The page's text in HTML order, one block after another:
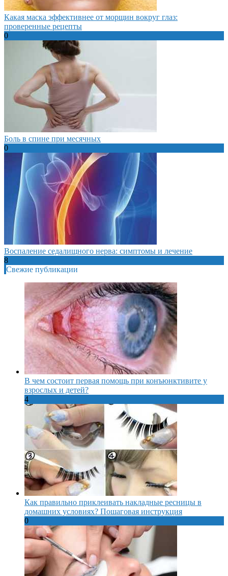
Какая маска эффективнее от морщин вокруг глаз:
проверенные рецепты
0
Боль в спине при месячных
0
Воспаление седалищного нерва: симптомы и лечение
8
Свежие публикации
В чем состоит первая помощь при конъюнктивите у
взрослых и детей?
4
Как правильно приклеивать накладные ресницы в
домашних условиях? Пошаговая инструкция
0